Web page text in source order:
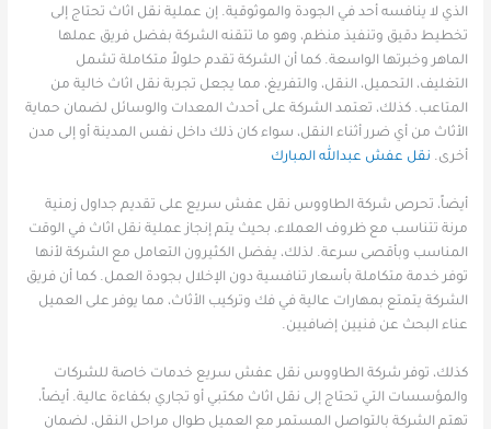
الذي لا ينافسه أحد في الجودة والموثوقية. إن عملية نقل اثاث تحتاج إلى
تخطيط دقيق وتنفيذ منظم، وهو ما تتقنه الشركة بفضل فريق عملها
الماهر وخبرتها الواسعة. كما أن الشركة تقدم حلولاً متكاملة تشمل
التغليف، التحميل، النقل، والتفريغ، مما يجعل تجربة نقل اثاث خالية من
المتاعب. كذلك، تعتمد الشركة على أحدث المعدات والوسائل لضمان حماية
الأثاث من أي ضرر أثناء النقل، سواء كان ذلك داخل نفس المدينة أو إلى مدن
أخرى. نقل عفش عبدالله المبارك
أيضاً، تحرص شركة الطاووس نقل عفش سريع على تقديم جداول زمنية
مرنة تتناسب مع ظروف العملاء، بحيث يتم إنجاز عملية نقل اثاث في الوقت
المناسب وبأقصى سرعة. لذلك، يفضل الكثيرون التعامل مع الشركة لأنها
توفر خدمة متكاملة بأسعار تنافسية دون الإخلال بجودة العمل. كما أن فريق
الشركة يتمتع بمهارات عالية في فك وتركيب الأثاث، مما يوفر على العميل
عناء البحث عن فنيين إضافيين.
كذلك، توفر شركة الطاووس نقل عفش سريع خدمات خاصة للشركات
والمؤسسات التي تحتاج إلى نقل اثاث مكتبي أو تجاري بكفاءة عالية. أيضاً،
تهتم الشركة بالتواصل المستمر مع العميل طوال مراحل النقل، لضمان